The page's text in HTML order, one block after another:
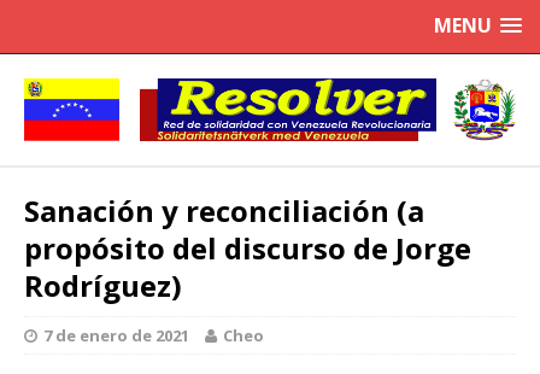
MENU
Sanación y reconciliación (a
propósito del discurso de Jorge
Rodríguez)
7 de enero de 2021 Cheo